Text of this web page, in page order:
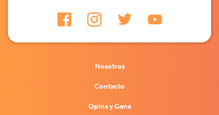
Nosotros
Contacto
Opina y Gana